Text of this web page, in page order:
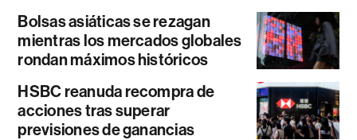
Bolsas asiáticas se rezagan
mientras los mercados globales
rondan máximos históricos
HSBC reanuda recompra de
acciones tras superar
previsiones de ganancias